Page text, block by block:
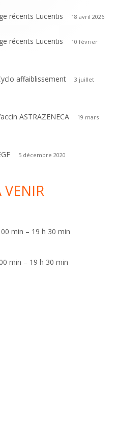
récents Lucentis 18 avril 2026
récents Lucentis
10 février
affaiblissement
3 juillet
ASTRAZENECA
19 mars
5 décembre 2020
VENIR
min – 19 h 30 min
min – 19 h 30 min